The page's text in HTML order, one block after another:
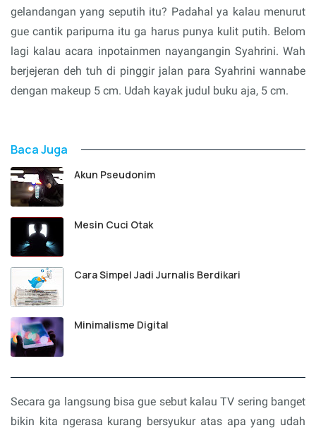
gelandangan yang seputih itu? Padahal ya kalau menurut
gue cantik paripurna itu ga harus punya kulit putih. Belom
lagi kalau acara inpotainmen nayangangin Syahrini. Wah
berjejeran deh tuh di pinggir jalan para Syahrini wannabe
dengan makeup 5 cm. Udah kayak judul buku aja, 5 cm.
Baca Juga
Akun Pseudonim
Mesin Cuci Otak
Cara Simpel Jadi Jurnalis Berdikari
Minimalisme Digital
Secara ga langsung bisa gue sebut kalau TV sering banget
bikin kita ngerasa kurang bersyukur atas apa yang udah